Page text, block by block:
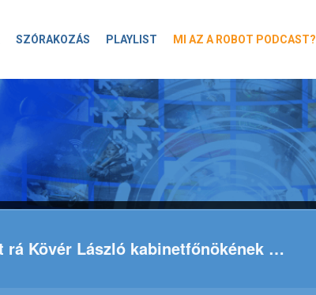
SZÓRAKOZÁS PLAYLIST MI AZ A ROBOT PODCAST?